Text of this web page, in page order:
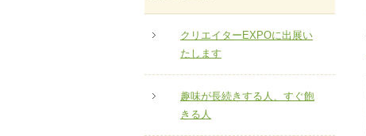
クリエイターEXPOに出展い
たします
趣味が長続きする人、すぐ飽
きる人